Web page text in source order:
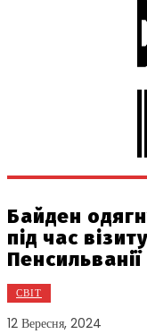
Байден
під час
Пенсильванії
СВІТ
12 Вересня, 2024